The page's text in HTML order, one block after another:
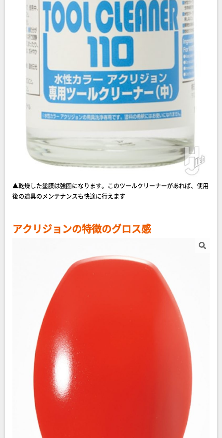
▲乾燥した塗膜は強固になります。このツールクリーナーがあれば、使用
後の道具のメンテナンスも快適に行えます
アクリジョンの特徴のグロス感